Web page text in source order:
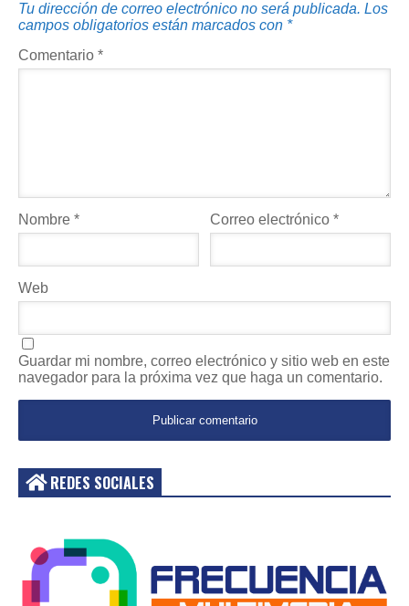
Tu dirección de correo electrónico no será publicada. Los
campos obligatorios están marcados con *
Comentario *
Nombre * Correo electrónico*
Web
Guardar mi nombre, correo electrónico y sitio web en este
navegador para la próxima vez que haga un comentario.
REDES SOCIALES